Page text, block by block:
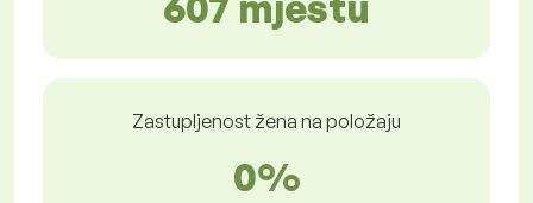
Zastupljenost žena na položaju
0%